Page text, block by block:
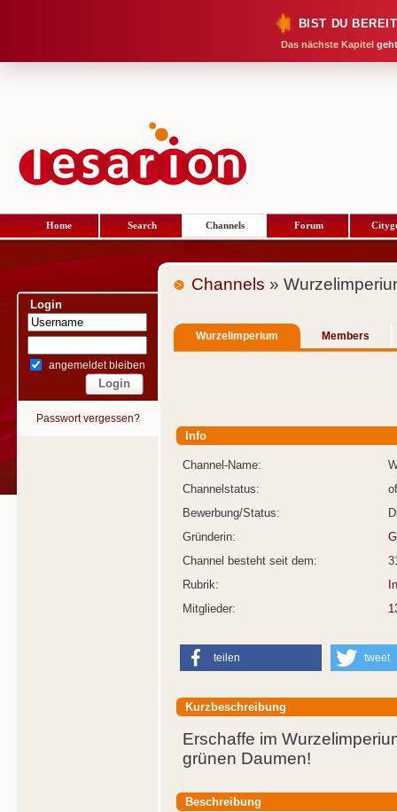
BIST DU
Das nächste Kapitel
Home Search Channels Forum
Login
angemeldet bleiben
Passwort vergessen?
Channels »
Wurzelimperium Members
Info
Channel-Name:
Channelstatus:
Bewerbung/Status:
Gründerin:
Channel besteht seit dem:
Rubrik:
Mitglieder:
teilen tweet
Kurzbeschreibung
Erschaffe im
grünen Daumen!
Beschreibung